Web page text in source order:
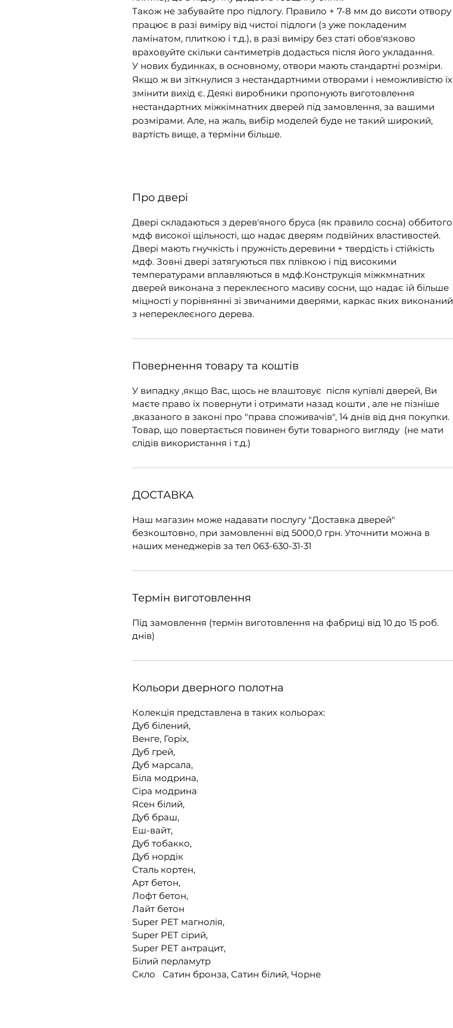
Також не забувайте про підлогу. Правило + 7-8 мм до висоти отвору
працює в разі виміру від чистої підлоги (з уже покладеним
ламінатом, плиткою і т.д.), в разі виміру без статі обов'язково
враховуйте скільки сантиметрів додасться після його укладання.
У нових будинках, в основному, отвори мають стандартні розміри.
Якщо ж ви зіткнулися з нестандартними отворами і неможливістю їх
змінити вихід є. Деякі виробники пропонують виготовлення
нестандартних міжкімнатних дверей під замовлення, за вашими
розмірами. Але, на жаль, вибір моделей буде не такий широкий,
вартість вище, а терміни більше.
Про двері
Двері складаються з дерев'яного бруса (як правило сосна) оббитого
мдф високої щільності, що надає дверям подвійних властивостей.
Двері мають гнучкість і пружність деревини + твердість і стійкість
мдф. Зовні двері затягуються пвх плівкою і під високими
температурами вплавляються в мдф.Конструкція міжкмнатних
дверей виконана з переклеєного масиву сосни, що надає їй більше
міцності у порівнянні зі звичаними дверями, каркас яких виконаний
з непереклеєного дерева.
Повернення товару та коштів
У випадку ,якщо Вас, щось не влаштовує після купівлі дверей, Ви
маєте право їх повернути і отримати назад кошти , але не пізніше
,вказаного в законі про "права споживачів", 14 днів від дня покупки.
Товар, що повертається повинен бути товарного вигляду (не мати
слідів використання і т.д.)
ДОСТАВКА
Наш магазин може надавати послугу "Доставка дверей"
безкоштовно, при замовленні від 5000,0 грн. Уточнити можна в
наших менеджерів за тел 063-630-31-31
Термін виготовлення
Під замовлення (термін виготовлення на фабриці від 10 до 15 роб.
днів)
Кольори дверного полотна
Колекція представлена в таких кольорах:
Дуб білений,
Венге, Горіх,
Дуб грей,
Дуб марсала,
Біла модрина,
Сіра модрина
Ясен білий,
Дуб браш,
Еш-вайт,
Дуб тобакко,
Дуб нордік
Сталь кортен,
Арт бетон,
Лофт бетон,
Лайт бетон
Super PET магнолія,
Super PET сірий,
Super PET антрацит,
Білий перламутр
Скло Сатин бронза, Сатин білий, Чорне